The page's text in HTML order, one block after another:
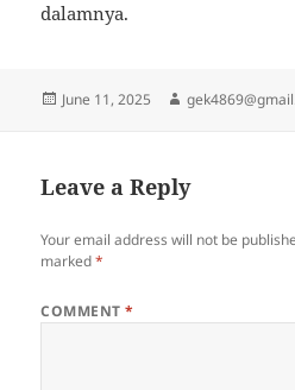
dalamnya.
Posted
June 11, 2025 Author
Leave a Reply
Your email address will not be
marked*
COMMENT*